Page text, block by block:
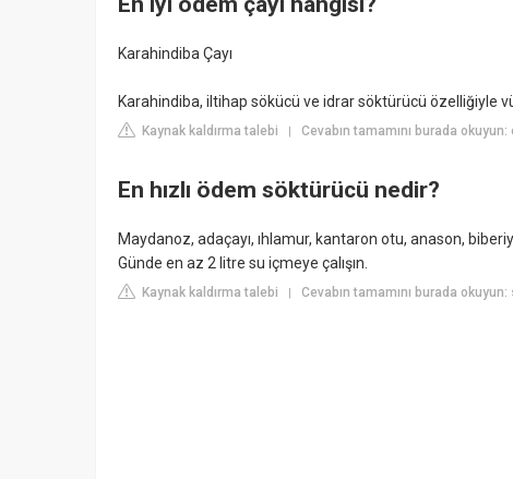
Karahindiba Çayı
Karahindiba, iltihap sökücü ve idrar söktürücü özelliğiyle
Kaynak kaldırma talebi Cevabın tamamını burada
En hızlı ödem söktürücü nedir?
Maydanoz, adaçayı, ıhlamur, kantaron otu, anason,
Günde en az 2 litre su içmeye çalışın.
Kaynak kaldırma talebi Cevabın tamamını burada